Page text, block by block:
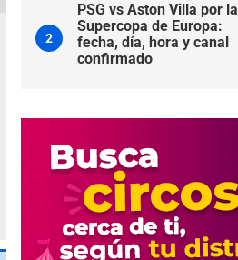
2
PSG vs Aston Villa por la
Supercopa de Europa:
fecha, día, hora y canal
confirmado